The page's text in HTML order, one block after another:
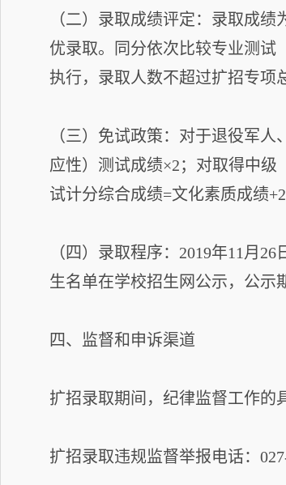
（二）录取成绩评定：录取成
优录取。同分依次比较专业测试
执行，录取人数不超过扩招专项
（三）免试政策：对于退役军
应性）测试成绩×2；对取得中
试计分综合成绩=文化素质成绩
（四）录取程序：2019年11月
生名单在学校招生网公示，公示
四、监督和申诉渠道
扩招录取期间，纪律监督工作的
扩招录取违规监督举报电话：